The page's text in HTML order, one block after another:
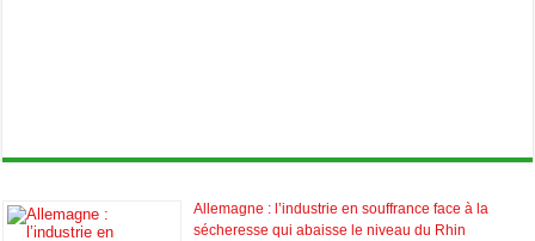
Allemagne : l’industrie en souffrance face à la
sécheresse qui abaisse le niveau du Rhin